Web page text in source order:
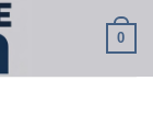
0